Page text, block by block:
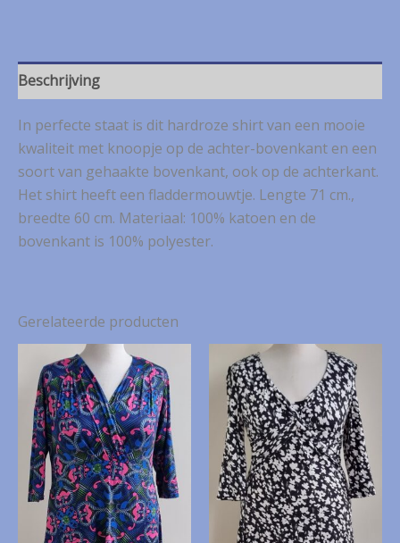
aantal
Beschrijving
In perfecte staat is dit hardroze shirt van een mooie
kwaliteit met knoopje op de achter-bovenkant en een
soort van gehaakte bovenkant, ook op de achterkant.
Het shirt heeft een fladdermouwtje. Lengte 71 cm.,
breedte 60 cm. Materiaal: 100% katoen en de
bovenkant is 100% polyester.
Gerelateerde producten